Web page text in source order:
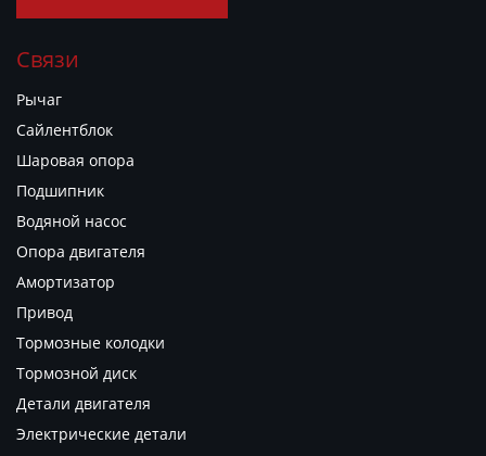
Связи
Рычаг
Сайлентблок
Шаровая опора
Подшипник
Водяной насос
Опора двигателя
Амортизатор
Привод
Тормозные колодки
Тормозной диск
Детали двигателя
Электрические детали